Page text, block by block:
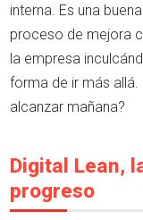
interna. Es una
proceso de mejora
la empresa
forma de ir más allá.
alcanzar mañana?
Digital Lean,
progreso